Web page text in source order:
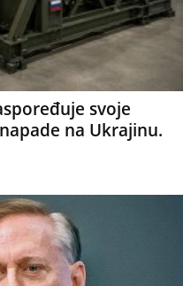
svoje
na Ukrajinu.